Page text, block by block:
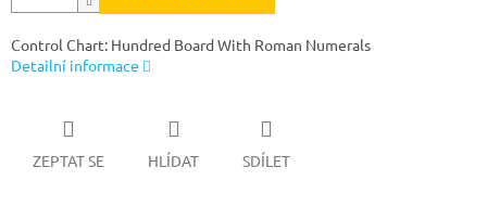
Control Chart: Hundred Board With Roman Numerals
Detailní informace
ZEPTAT SE HLÍDAT SDÍLET